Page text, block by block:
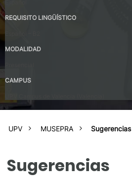
REQUISITO LINGÜÍSTICO
MODALIDAD
CAMPUS
UPV MUSEPRA Sugerencias
Sugerencias